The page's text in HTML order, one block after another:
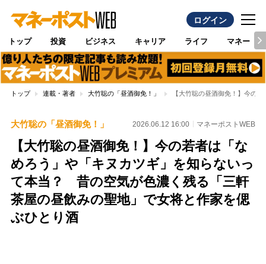
ログイン
トップ 投資 ビジネス キャリア ライフ マネー
トップ 連載・著者 大竹聡の「昼酒御免！」 【大竹聡の昼酒御免！】今の
大竹聡の「昼酒御免！」 2026.06.12 16:00 マネーポストWEB
【大竹聡の昼酒御免！】今の若者は「な
めろう」や「キヌカツギ」を知らないっ
て本当？ 昔の空気が色濃く残る「三軒
茶屋の昼飲みの聖地」で女将と作家を偲
ぶひとり酒